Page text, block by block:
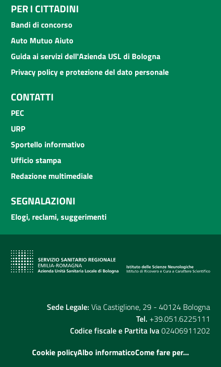
PER I CITTADINI
Bandi di concorso
Auto Mutuo Aiuto
Guida ai servizi dell'Azienda USL di Bologna
Privacy policy e protezione del dato personale
CONTATTI
PEC
URP
Sportello informativo
Ufficio stampa
Redazione multimediale
SEGNALAZIONI
Elogi, reclami, suggerimenti
Sede Legale: Via Castiglione, 29 - 40124 Bologna
Tel. +39.051.6225111
Codice fiscale e Partita Iva02406911202
Cookie policyAlbo informaticoCome fare per...